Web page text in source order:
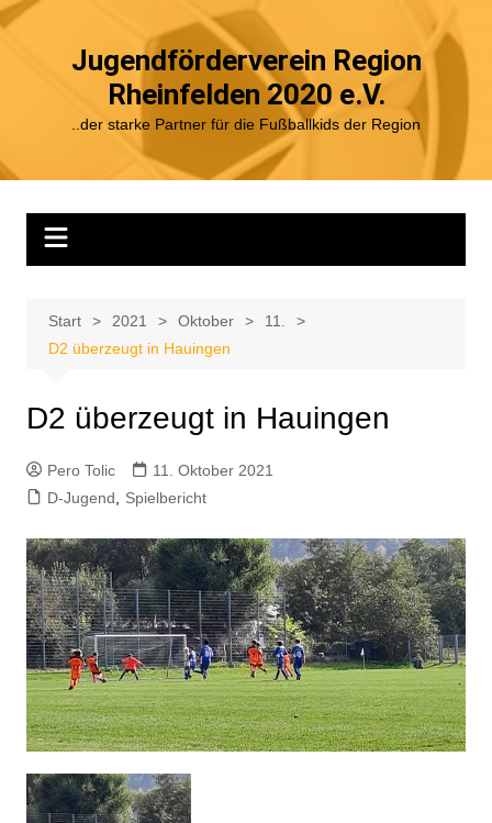
Zum
Jugendförderverein Region
Rheinfelden 2020 e.V.
..der starke Partner für die Fußballkids der Region
Start 2021 Oktober
11.
D2 überzeugt in Hauingen
D2 überzeugt in Hauingen
Pero Tolic
11. Oktober 2021
D-Jugend
Spielbericht